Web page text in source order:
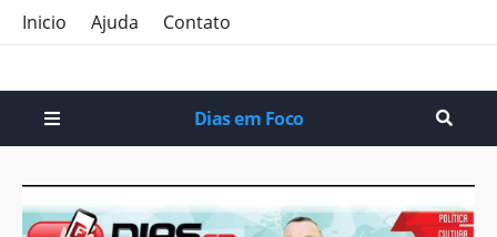
Inicio Ajuda Contato
Dias em Foco